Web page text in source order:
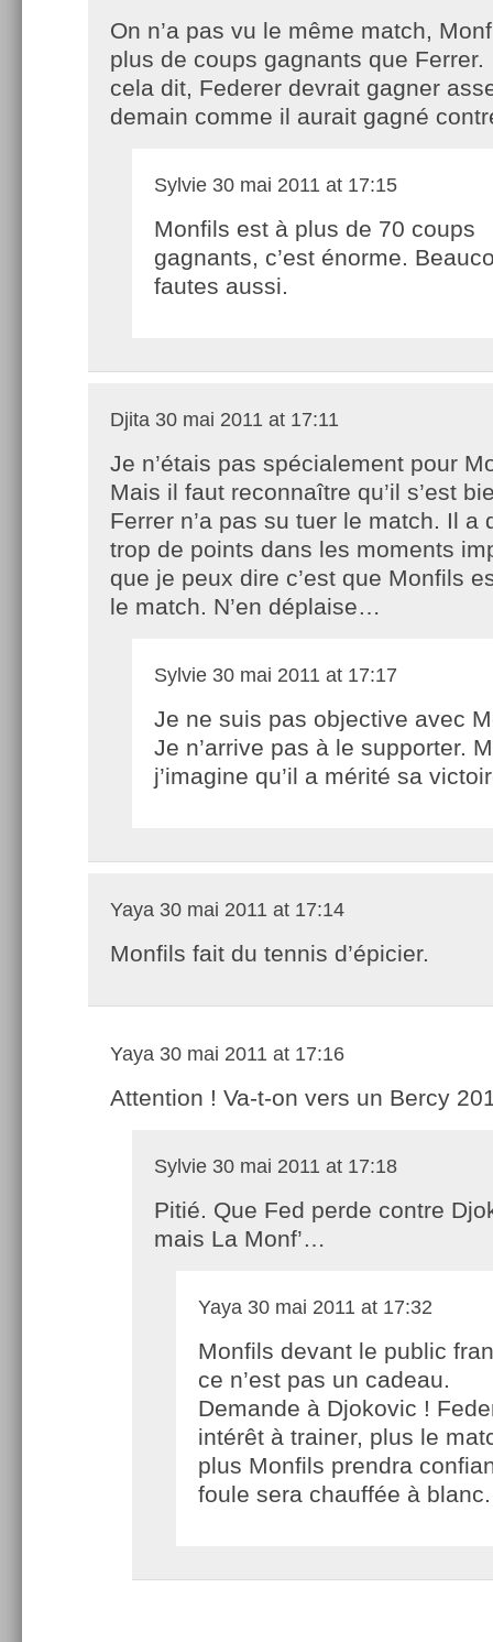
On n’a pas vu le même match,
plus de coups gagnants que Ferrer.
cela dit, Federer devrait gagner
demain comme il aurait gagné
Sylvie 30 mai 2011 at 17:15
Monfils est à plus de 70 coups
gagnants, c’est énorme.
fautes aussi.
Djita 30 mai 2011 at 17:11
Je n’étais pas spécialement pour
Mais il faut reconnaître qu’il s’est
Ferrer n’a pas su tuer le match. Il a
trop de points dans les moments
que je peux dire c’est que Monfils
le match. N’en déplaise…
Sylvie 30 mai 2011 at 17:17
Je ne suis pas objective avec
Je n’arrive pas à le supporter.
j’imagine qu’il a mérité sa
Yaya 30 mai 2011 at 17:14
Monfils fait du tennis d’épicier.
Yaya 30 mai 2011 at 17:16
Attention ! Va-t-on vers un Bercy
Sylvie 30 mai 2011 at 17:18
Pitié. Que Fed perde contre
mais La Monf’…
Yaya 30 mai 2011 at 17:32
Monfils devant le public
ce n’est pas un cadeau.
Demande à Djokovic !
intérêt à trainer, plus le
plus Monfils prendra
foule sera chauffée à blanc.